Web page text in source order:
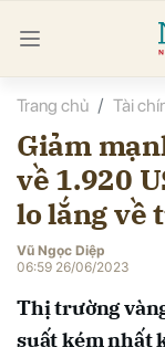
Trang chủ Tài
Giảm
về 1.920
lo lắng về
Vũ Ngọc Diệp
06:59 26/06/2023
Thị trường
suất kém nhất
luận